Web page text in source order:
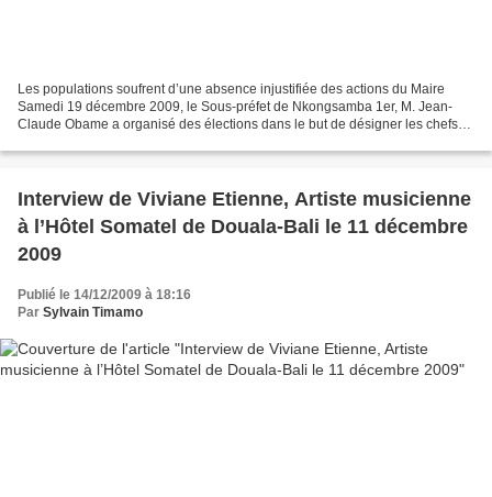
Les populations soufrent d’une absence injustifiée des actions du Maire
Samedi 19 décembre 2009, le Sous-préfet de Nkongsamba 1er, M. Jean-
Claude Obame a organisé des élections dans le but de désigner les chefs
Interview de Viviane Etienne, Artiste musicienne
à l’Hôtel Somatel de Douala-Bali le 11 décembre
2009
Publié le 14/12/2009 à 18:16
Par Sylvain Timamo